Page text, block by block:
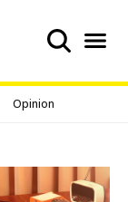
Opinion